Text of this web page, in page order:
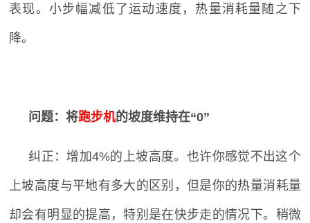
表现。小步幅减低了运动速度，热量消耗量随之下
降。
问题：将跑步机的坡度维持在“0”
纠正：增加4%的上坡高度。也许你感觉不出这个
上坡高度与平地有多大的区别，但是你的热量消耗量
却会有明显的提高，特别是在快步走的情况下。稍微